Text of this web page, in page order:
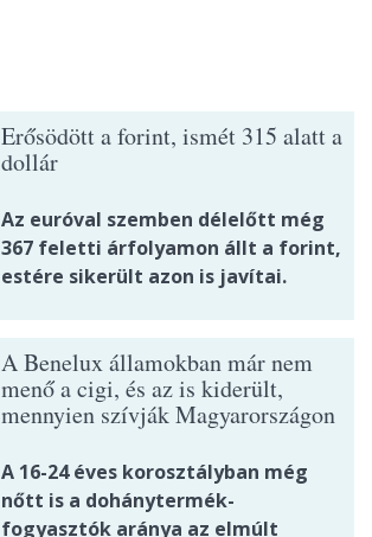
Erősödött a forint, ismét 315 alatt a
dollár
Az euróval szemben délelőtt még
367 feletti árfolyamon állt a forint,
estére sikerült azon is javítai.
A Benelux államokban már nem
menő a cigi, és az is kiderült,
mennyien szívják Magyarországon
A 16-24 éves korosztályban még
nőtt is a dohánytermék-
fogyasztók aránya az elmúlt